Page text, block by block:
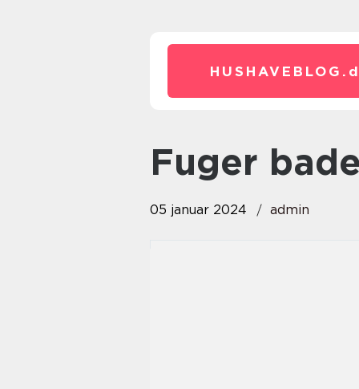
HUSHAVEBLOG.
fuger
05 januar 2024 admin